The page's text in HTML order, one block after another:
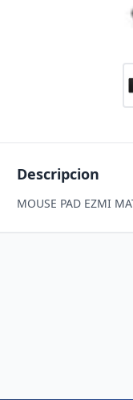
Descripcion
MOUSE PAD EZMI